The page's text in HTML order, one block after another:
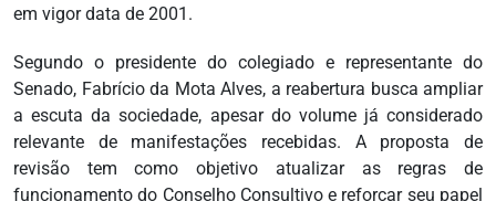
em vigor data de 2001.
Segundo o presidente do colegiado e representante do
Senado, Fabrício da Mota Alves, a reabertura busca ampliar
a escuta da sociedade, apesar do volume já considerado
relevante de manifestações recebidas. A proposta de
revisão tem como objetivo atualizar as regras de
funcionamento do Conselho Consultivo e reforçar seu papel